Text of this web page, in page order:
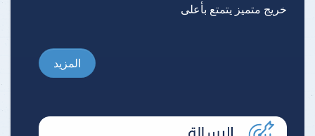
خريج متميز يتمتع بأعلى
المزيد